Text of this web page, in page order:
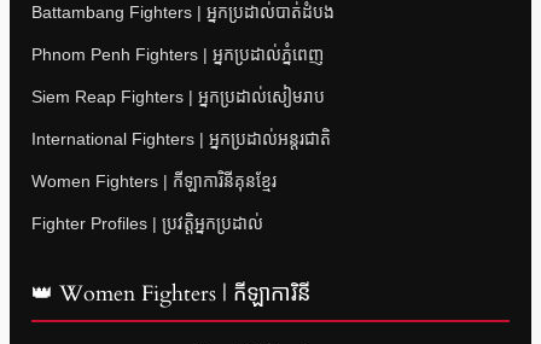
Battambang Fighters | អ្នកប្រដាល់បាត់ដំបង
Phnom Penh Fighters | អ្នកប្រដាល់ភ្នំពេញ
Siem Reap Fighters | អ្នកប្រដាល់សៀមរាប
International Fighters | អ្នកប្រដាល់អន្តរជាតិ
Women Fighters | កីឡាការិនីគុនខ្មែរ
Fighter Profiles | ប្រវត្តិអ្នកប្រដាល់
👑 Women Fighters | កីឡាការិនី